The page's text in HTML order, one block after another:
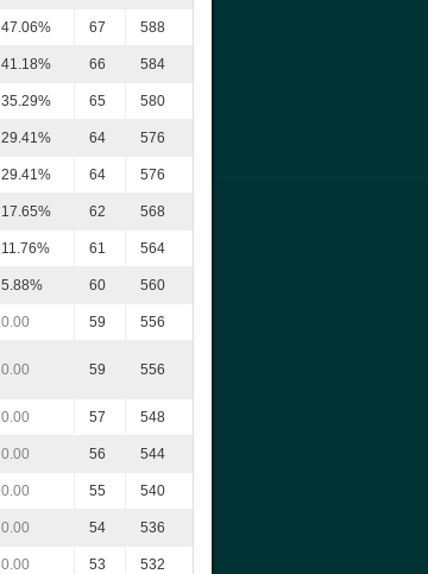
47.06% 67 588
41.18% 66 584
35.29% 65 580
29.41% 64 576
29.41% 64 576
17.65% 62 568
11.76% 61 564
5.88% 60 560
0.00 59 556
0.00 59 556
0.00 57 548
0.00 56 544
0.00 55 540
0.00 54 536
0.00 53 532